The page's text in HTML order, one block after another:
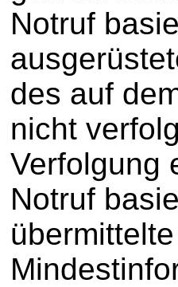
Notruf
des auf
nicht
Verfolgung
Notruf